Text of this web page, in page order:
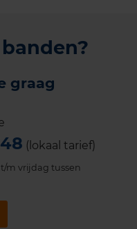
graag
(lokaal tarief)
m vrijdag tussen